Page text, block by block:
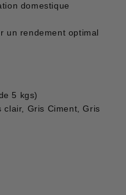
domestique
un rendement optimal
5 kgs)
Gris Ciment, Gris